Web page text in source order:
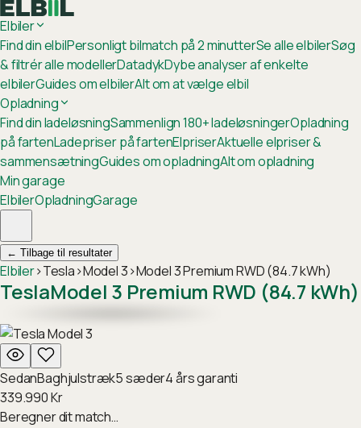
Elbiler
Find din elbilPersonligt bilmatch på 2 minutterSe alle elbilerSøg
& filtrér alle modellerDatadykDybe analyser af enkelte
elbilerGuides om elbilerAlt om at vælge elbil
Opladning
Find din ladeløsningSammenlign 180+ ladeløsningerOpladning
på fartenLadepriser på fartenElpriserAktuelle elpriser &
sammensætningGuides om opladningAlt om opladning
Min garage
ElbilerOpladningGarage
← Tilbage til resultater
Elbiler›Tesla›Model 3›Model 3 Premium RWD (84.7 kWh)
TeslaModel 3 Premium RWD (84.7 kWh)
SedanBaghjulstræk5sæder4års garanti
339.990Kr
Beregner dit match…